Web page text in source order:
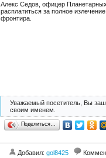
Алекс Седов, офицер
расплатиться за полное
фронтира.
Уважаемый посетитель, Вы
своим именем.
Поделиться…
Добавил: gol8425